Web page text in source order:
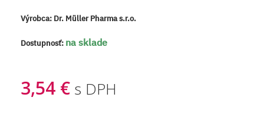
Výrobca: Dr. Müller Pharma s.r.o.
Dostupnosť: na sklade
3,54 € s DPH